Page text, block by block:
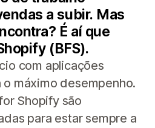
a subir. Mas
É aí que
(BFS).
com aplicações
máximo desempenho.
Shopify são
para estar sempre a